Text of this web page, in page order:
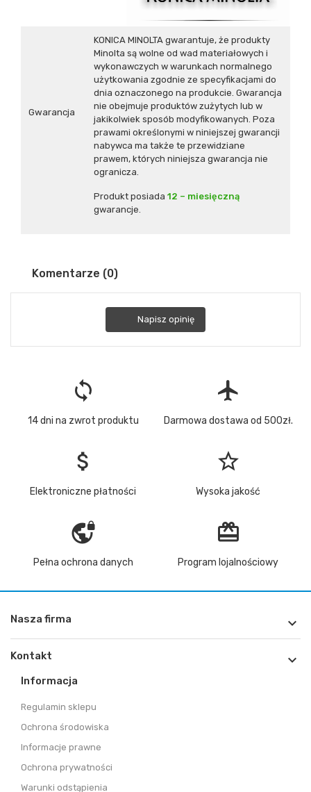
Gwarancja
KONICA MINOLTA gwarantuje, że produkty
Minolta są wolne od wad materiałowych i
wykonawczych w warunkach normalnego
użytkowania zgodnie ze specyfikacjami do
dnia oznaczonego na produkcie. Gwarancja
nie obejmuje produktów zużytych lub w
jakikolwiek sposób modyfikowanych. Poza
prawami określonymi w niniejszej gwarancji
nabywca ma także te przewidziane
prawem, których niniejsza gwarancja nie
ogranicza.
Produkt posiada 12 – miesięczną
gwarancje.
Komentarze (0)
Napisz opinię
loop
14 dni na zwrot produktu
flight
Darmowa dostawa od 500zł.
attach_money
Elektroniczne płatności
star_border
Wysoka jakość
vpn_lock
Pełna ochrona danych
redeem
Program lojalnościowy
Nasza firma 
Kontakt 
Informacja
Regulamin sklepu
Ochrona środowiska
Informacje prawne
Ochrona prywatności
Warunki odstąpienia